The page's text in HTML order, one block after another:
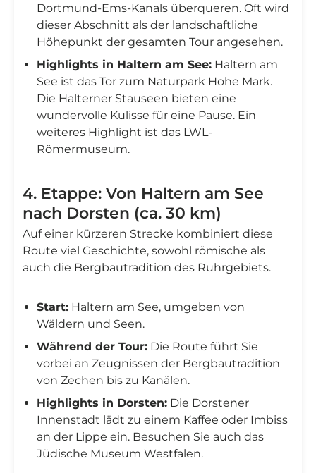
Dortmund-Ems-Kanals überqueren. Oft wird
dieser Abschnitt als der landschaftliche
Höhepunkt der gesamten Tour angesehen.
Highlights in Haltern am See: Haltern am
See ist das Tor zum Naturpark Hohe Mark.
Die Halterner Stauseen bieten eine
wundervolle Kulisse für eine Pause. Ein
weiteres Highlight ist das LWL-
Römermuseum.
4. Etappe: Von Haltern am See
nach Dorsten (ca. 30 km)
Auf einer kürzeren Strecke kombiniert diese
Route viel Geschichte, sowohl römische als
auch die Bergbautradition des Ruhrgebiets.
Start: Haltern am See, umgeben von
Wäldern und Seen.
Während der Tour: Die Route führt Sie
vorbei an Zeugnissen der Bergbautradition
von Zechen bis zu Kanälen.
Highlights in Dorsten: Die Dorstener
Innenstadt lädt zu einem Kaffee oder Imbiss
an der Lippe ein. Besuchen Sie auch das
Jüdische Museum Westfalen.